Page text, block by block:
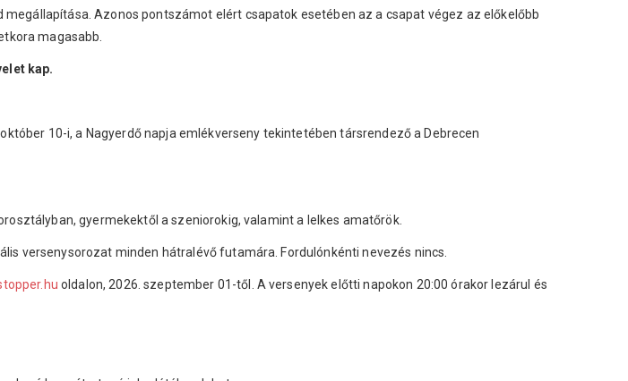
Azonos pontszámot elért csapatok esetében az a csapat végez az előkelőbb
magasabb.
kap.
10-i, a Nagyerdő napja emlékverseny tekintetében társrendező a Debrecen
gyermekektől a szeniorokig, valamint a lelkes amatőrök.
versenysorozat minden hátralévő futamára. Fordulónkénti nevezés nincs.
oldalon, 2026. szeptember 01-től. A versenyek előtti napokon 20:00 órakor lezárul és